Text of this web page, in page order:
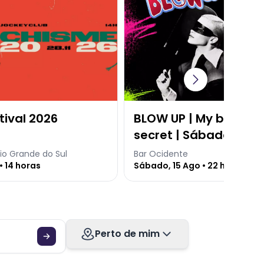
2026
Grande do Sul
14 horas
BLOW UP | My baby's
secret | Sábado
Ocidente
Bar Ocidente
Sábado, 15 Ago • 22 horas
Perto de mim